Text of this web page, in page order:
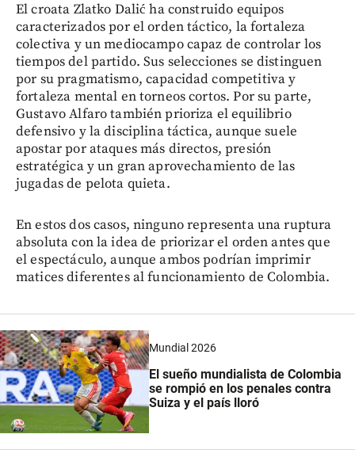
El croata Zlatko Dalić ha construido equipos
caracterizados por el orden táctico, la fortaleza
colectiva y un mediocampo capaz de controlar los
tiempos del partido. Sus selecciones se distinguen
por su pragmatismo, capacidad competitiva y
fortaleza mental en torneos cortos. Por su parte,
Gustavo Alfaro también prioriza el equilibrio
defensivo y la disciplina táctica, aunque suele
apostar por ataques más directos, presión
estratégica y un gran aprovechamiento de las
jugadas de pelota quieta.
En estos dos casos, ninguno representa una ruptura
absoluta con la idea de priorizar el orden antes que
el espectáculo, aunque ambos podrían imprimir
matices diferentes al funcionamiento de Colombia.
Mundial 2026
El sueño mundialista de Colombia
se rompió en los penales contra
Suiza y el país lloró